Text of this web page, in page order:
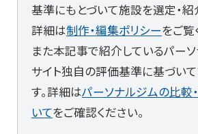
基準にもとづいて施設を選定・紹
詳細は制作・編集ポリシーをご覧
また本記事で紹介しているパー
サイト独自の評価基準に基づい
す。詳細はパーソナルジムの比較
いてをご確認ください。